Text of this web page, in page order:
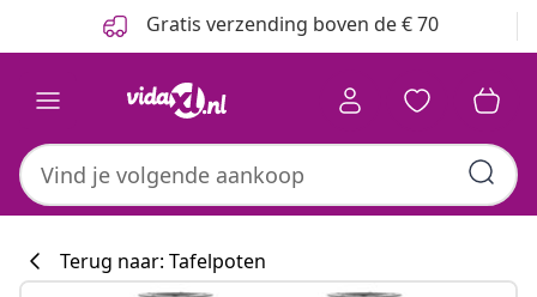
Gratis verzending boven de € 70
Terug naar: Tafelpoten